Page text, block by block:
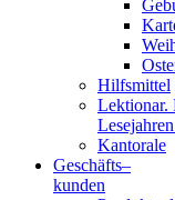
Hilfsmittel
Lektionar.
Kantorale
Geschäfts­–
kunden